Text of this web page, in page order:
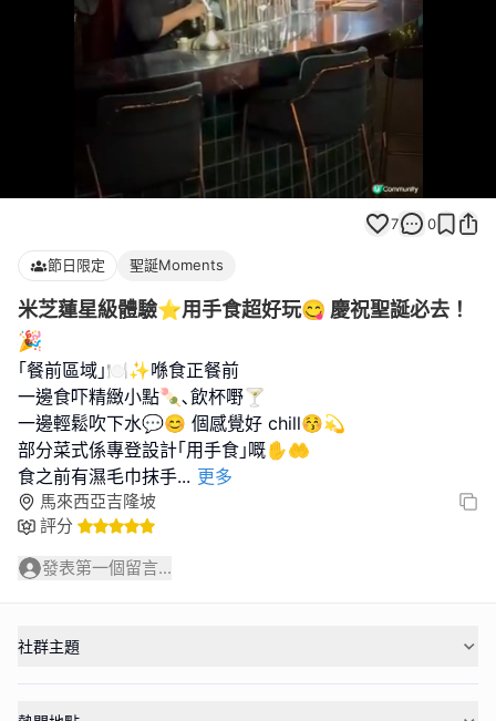
Loaded
100.00%
7 0
節日限定 聖誕Moments
米芝蓮星級體驗⭐️用手食超好玩😋 慶祝聖誕必去！
🎉
｢餐前區域｣🍽️✨喺食正餐前
一邊食吓精緻小點🍡､飲杯嘢🍸
一邊輕鬆吹下水💬😊 個感覺好 chill😚💫
部分菜式係專登設計｢用手食｣嘅✋🤲
食之前有濕毛巾抹手... 更多
馬來西亞吉隆坡
評分
發表第一個留言...
社群主題